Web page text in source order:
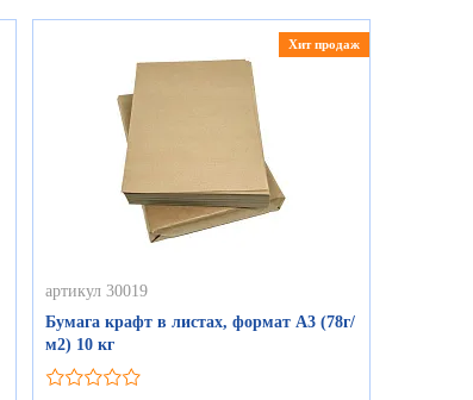
Хит продаж
артикул 30019
Бумага крафт в листах, формат А3 (78г/
м2) 10 кг